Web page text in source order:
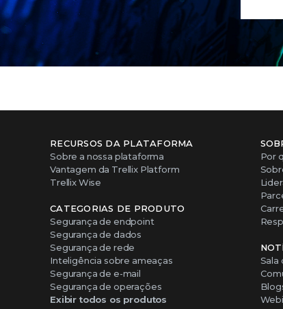
RECURSOS DA PLATAFORMA
Sobre a nossa plataforma
Vantagem da Trellix Platform
Trellix Wise
CATEGORIAS DE PRODUTO
Segurança de endpoint
Segurança de dados
Segurança de rede
Inteligência sobre ameaças
Segurança de e-mail
Segurança de operações
Exibir todos os produtos
Por
Sala